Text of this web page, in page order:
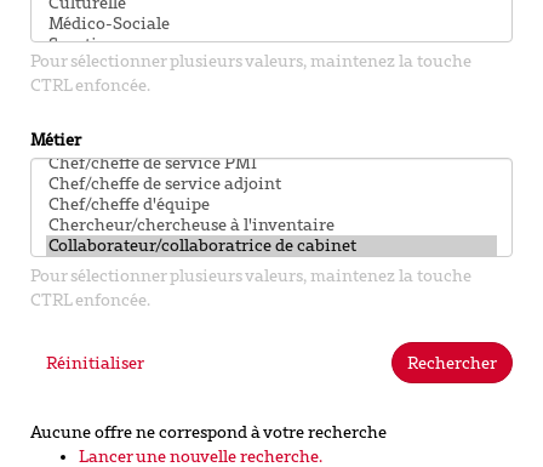
Pour sélectionner plusieurs valeurs, maintenez la touche
CTRL enfoncée.
Métier
Pour sélectionner plusieurs valeurs, maintenez la touche
CTRL enfoncée.
Rechercher
Réinitialiser
Aucune offre ne correspond à votre recherche
Lancer une nouvelle recherche.